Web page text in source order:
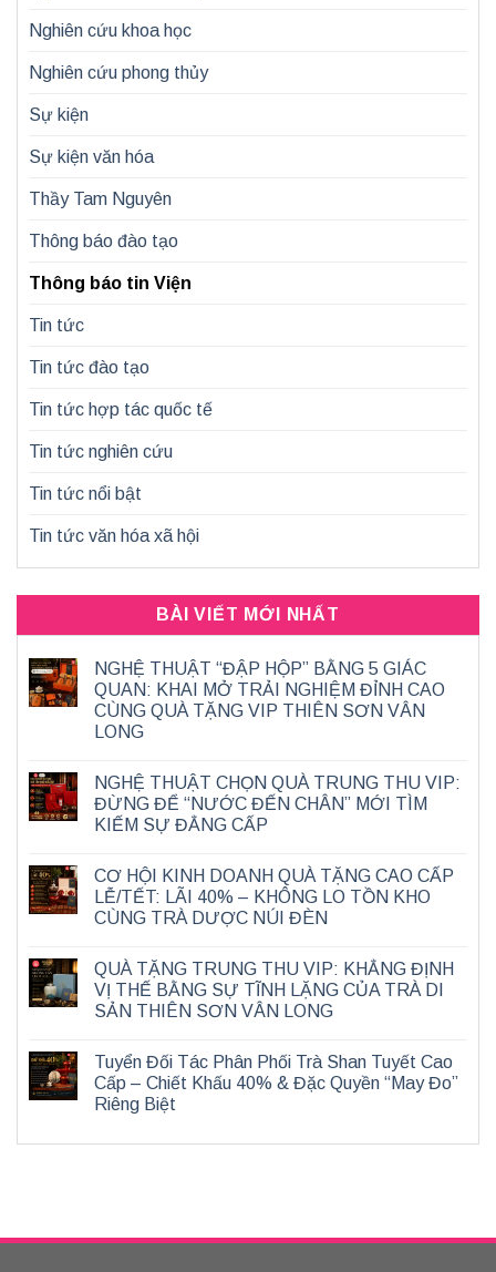
Nghiên cứu khoa học
Nghiên cứu phong thủy
Sự kiện
Sự kiện văn hóa
Thầy Tam Nguyên
Thông báo đào tạo
Thông báo tin Viện
Tin tức
Tin tức đào tạo
Tin tức hợp tác quốc tế
Tin tức nghiên cứu
Tin tức nổi bật
Tin tức văn hóa xã hội
BÀI VIẾT MỚI NHẤT
NGHỆ THUẬT “ĐẬP HỘP” BẰNG 5 GIÁC
QUAN: KHAI MỞ TRẢI NGHIỆM ĐỈNH CAO
CÙNG QUÀ TẶNG VIP THIÊN SƠN VÂN
LONG
NGHỆ THUẬT CHỌN QUÀ TRUNG THU VIP:
ĐỪNG ĐỂ “NƯỚC ĐẾN CHÂN” MỚI TÌM
KIẾM SỰ ĐẲNG CẤP
CƠ HỘI KINH DOANH QUÀ TẶNG CAO CẤP
LỄ/TẾT: LÃI 40% – KHÔNG LO TỒN KHO
CÙNG TRÀ DƯỢC NÚI ĐÈN
QUÀ TẶNG TRUNG THU VIP: KHẲNG ĐỊNH
VỊ THẾ BẰNG SỰ TĨNH LẶNG CỦA TRÀ DI
SẢN THIÊN SƠN VÂN LONG
Tuyển Đối Tác Phân Phối Trà Shan Tuyết Cao
Cấp – Chiết Khấu 40% & Đặc Quyền “May Đo”
Riêng Biệt